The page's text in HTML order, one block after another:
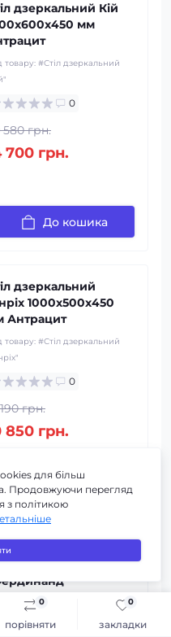
порівняти
0
закладки
0
До кошика
дзеркальний Кій
мм
товару: #Стіл дзеркальний
0
580 грн.
700 грн.
До кошика
дзеркальний
1000х500х450
Антрацит
товару: #Стіл дзеркальний
0
грн.
850 грн.
До кошика
дзеркальний
мм
для більш
Продовжуючи перегляд
з політикою